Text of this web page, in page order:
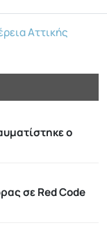
Αττικής
ο
σε Red Code